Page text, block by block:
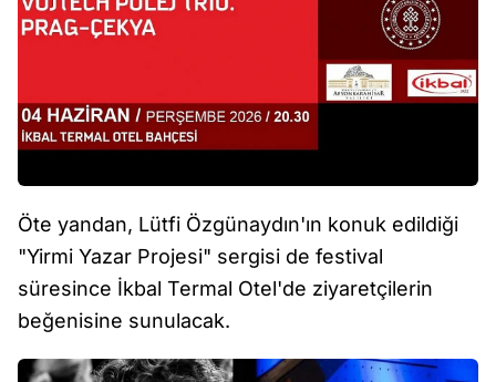
Öte yandan, Lütfi Özgünaydın'ın konuk edildiği
"Yirmi Yazar Projesi" sergisi de festival
süresince İkbal Termal Otel'de ziyaretçilerin
beğenisine sunulacak.